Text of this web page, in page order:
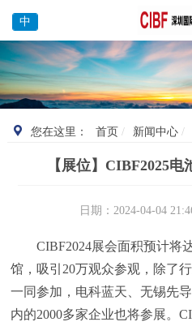
中
您在这里： 首页 新闻中心
【展位】CIBF2025
日期： 2024-04-04
CIBF2024展会面积预计将
馆，吸引20万观众参观，除了
一同参加，电科蓝天、无锡先
内的2000多家企业也将参展。